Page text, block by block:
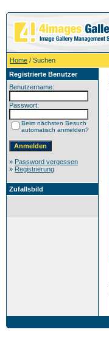
Home / Suchen
Registrierte Benutzer
Benutzername:
Passwort:
Beim nächsten Besuch
automatisch anmelden?
» Password vergessen
» Registrierung
Zufallsbild